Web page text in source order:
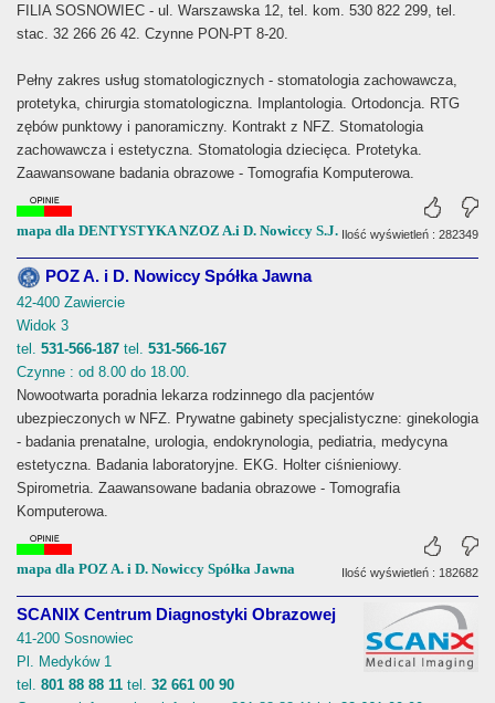
FILIA SOSNOWIEC - ul. Warszawska 12, tel. kom. 530 822 299, tel.
stac. 32 266 26 42. Czynne PON-PT 8-20.
Pełny zakres usług stomatologicznych - stomatologia zachowawcza,
protetyka, chirurgia stomatologiczna. Implantologia. Ortodoncja. RTG
zębów punktowy i panoramiczny. Kontrakt z NFZ. Stomatologia
zachowawcza i estetyczna. Stomatologia dziecięca. Protetyka.
Zaawansowane badania obrazowe - Tomografia Komputerowa.
mapa dla DENTYSTYKA NZOZ A.i D. Nowiccy S.J. Ilość wyświetleń : 282349
POZ A. i D. Nowiccy Spółka Jawna
42-400 Zawiercie
Widok 3
tel. 531-566-187 tel. 531-566-167
Czynne : od 8.00 do 18.00.
Nowootwarta poradnia lekarza rodzinnego dla pacjentów
ubezpieczonych w NFZ. Prywatne gabinety specjalistyczne: ginekologia
- badania prenatalne, urologia, endokrynologia, pediatria, medycyna
estetyczna. Badania laboratoryjne. EKG. Holter ciśnieniowy.
Spirometria. Zaawansowane badania obrazowe - Tomografia
Komputerowa.
mapa dla POZ A. i D. Nowiccy Spółka Jawna Ilość wyświetleń : 182682
SCANIX Centrum Diagnostyki Obrazowej
41-200 Sosnowiec
Pl. Medyków 1
tel. 801 88 88 11 tel. 32 661 00 90